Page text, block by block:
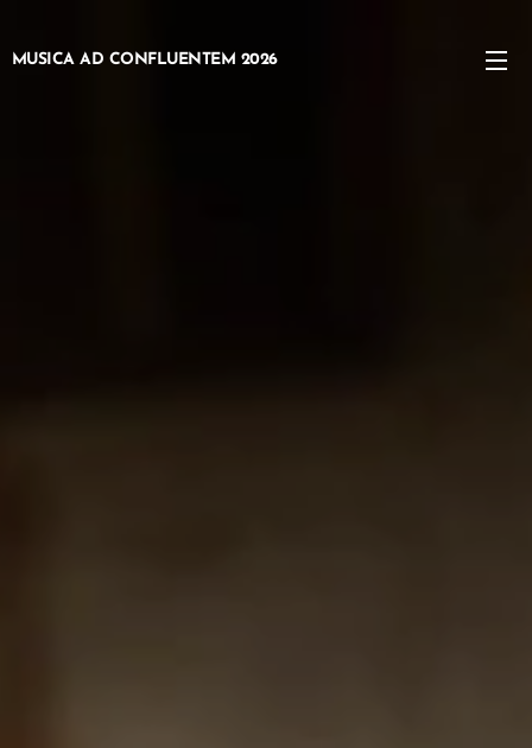
MUSICA AD CONFLUENTEM 2026